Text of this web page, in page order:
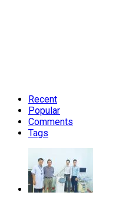
Recent
Popular
Comments
Tags